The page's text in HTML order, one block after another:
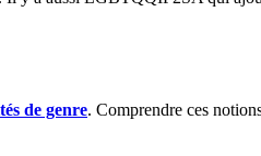
de genre. Comprendre ces